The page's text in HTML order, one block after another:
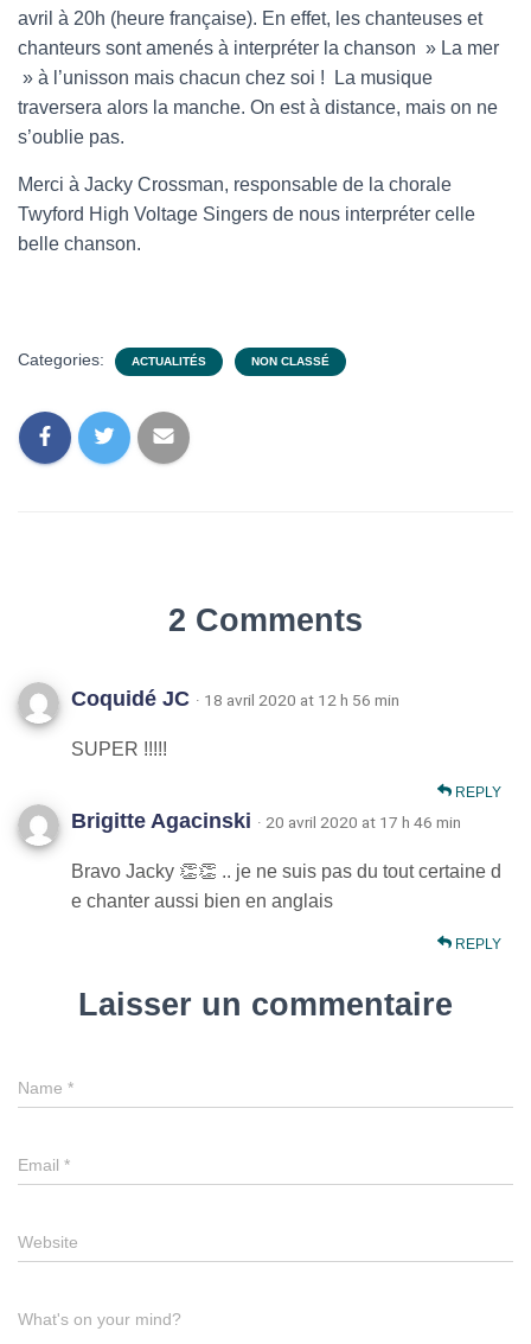
avril à 20h (heure française). En effet, les chanteuses et
chanteurs sont amenés à interpréter la chanson » La mer
» à l’unisson mais chacun chez soi ! La musique
traversera alors la manche. On est à distance, mais on ne
s’oublie pas.
Merci à Jacky Crossman, responsable de la chorale
Twyford High Voltage Singers de nous interpréter celle
belle chanson.
Categories: ACTUALITÉS NON CLASSÉ
2 Comments
Coquidé JC · 18 avril 2020 at 12 h 56 min
SUPER !!!!!
REPLY
Brigitte Agacinski · 20 avril 2020 at 17 h 46 min
Bravo Jacky 👏👏 .. je ne suis pas du tout certaine d
e chanter aussi bien en anglais
REPLY
Laisser un commentaire
Name *
Email *
Website
What's on your mind?